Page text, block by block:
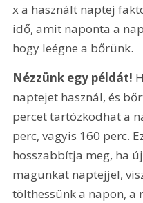
x a használt naptej
idő, amit naponta a
hogy leégne a bőrünk.
Nézzünk egy példát!
naptejet használ, és
percet tartózkodhat a
perc, vagyis 160 perc.
hosszabbítja meg, ha
magunkat naptejjel,
tölthessünk a napon, a